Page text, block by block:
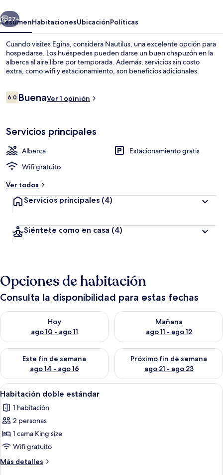
Siguiente
27+
ResumenHabitacionesUbicaciónPolíticas
Cuando visites Egina, considera Nautilus, una excelente opción para
hospedarse. Los huéspedes pueden darse un buen chapuzón en la
alberca al aire libre por temporada. Además, servicios sin costo
extra, como wifi y estacionamiento, son beneficios adicionales.
Opiniones
6.06.0 de 10,
BuenaVer 1 opinión
Servicios principales
Alberca
Estacionamiento gratis
Wifi gratuito
Ver todos
Servicios principales (4)
Siéntete como en casa (4)
Opciones de habitación
Consulta la disponibilidad para estas fechas
Hoy
ago 10 - ago 11
Consulta la disponibilidad para hoy ago 10 - ago 11
Mañana
ago 11 - ago 12
Consulta la disponibilidad
Este fin de semana
ago 14 - ago 16
Consulta la disponibilidad para este fin de semana ago 14 -
Próximo fin de semana
ago 21 - ago 23
Consulta la disponibilidad
Abrir
todas
las
fotos
de
Habitación
doble
estándar
Habitación de hotel con una cama
5
Habitación doble estándar
1 habitación
2 personas
1 cama King size
Wifi gratuito
Más detalles
Más